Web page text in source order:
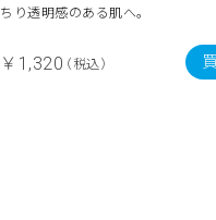
ちり透明感のある肌へ。
￥1,320（税込）